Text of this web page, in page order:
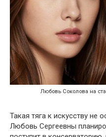
Любовь Соколова на
Такая тяга к искусству не
Любовь Сергеевны